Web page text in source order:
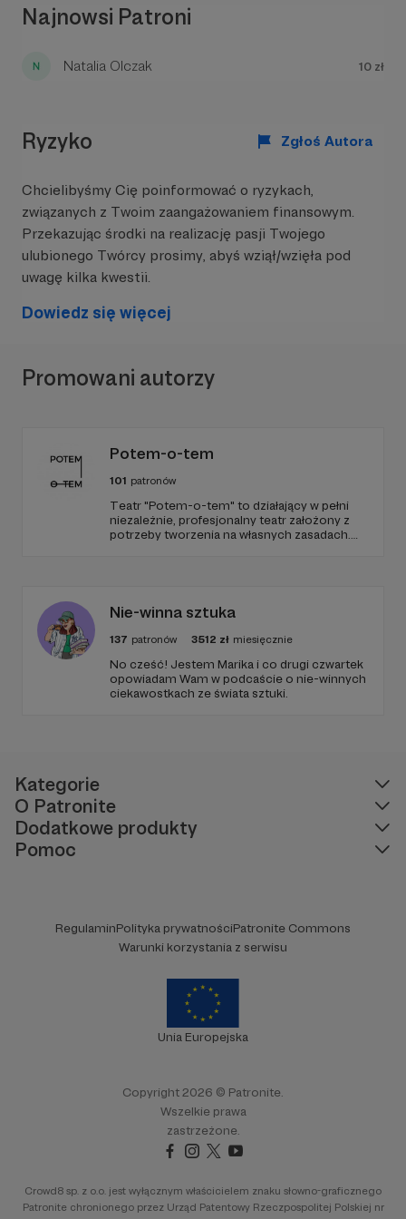
W
2020 roku miałem pierwszą
wystawęwGalerii Sztuk”i”
z obostrzeniami. Pamiętam, jak bardzo byłem
wywiadu w lokalnym radiu :)
płytach malarskich lub papierze. Maluję
olejamiiakwarelami . Często zdarza się, że
Nie wyobrażam sobie malowania bez muzyki.
inni już od dawna towarzyszą mi podczas pracy :)
Tworzę z wyobraźni
, nie kopiuję innych.
Wymyślam własne techniki malowania, lubię
eksperymentować i wciąż odkrywać nowe
sposoby przenoszenia na płótno lub papier swoich
ogromnie miło, jeśli wesprzesz moją
Najnowsi Patroni
Natalia Olczak 10 zł
Ryzyko Zgłoś Autora
Chcielibyśmy Cię poinformować o ryzykach,
związanych z Twoim zaangażowaniem finansowym.
Przekazując środki na realizację pasji Twojego
ulubionego Twórcy prosimy, abyś wziął/wzięła pod
uwagę kilka kwestii.
Dowiedz się więcej
Promowani autorzy
Potem-o-tem
101 patronów
Teatr "Potem-o-tem" to działający w pełni
niezależnie, profesjonalny teatr założony z
potrzeby tworzenia na własnych zasadach.
teatralnego doświadczenia.
Nie-winna sztuka
137 patronów 3512 zł miesięcznie
No cześć! Jestem Marika i co drugi czwartek
opowiadam Wam w podcaście o nie-winnych
ciekawostkach ze świata sztuki.
Kategorie
O Patronite
Dodatkowe produkty
Pomoc
RegulaminPolityka prywatnościPatronite Commons
Warunki korzystania z serwisu
Unia Europejska
Copyright 2026 © Patronite.
Wszelkie prawa
zastrzeżone.
Crowd8 sp. z o.o. jest wyłącznym właścicielem znaku słowno-graficznego
Patronite chronionego przez Urząd Patentowy Rzeczpospolitej Polskiej nr